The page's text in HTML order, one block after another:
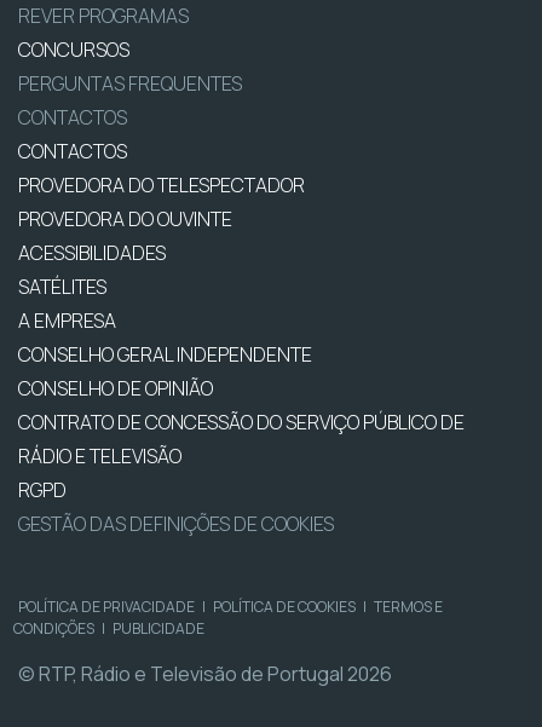
REVER PROGRAMAS
CONCURSOS
PERGUNTAS FREQUENTES
CONTACTOS
CONTACTOS
PROVEDORA DO TELESPECTADOR
PROVEDORA DO OUVINTE
ACESSIBILIDADES
SATÉLITES
A EMPRESA
CONSELHO GERAL INDEPENDENTE
CONSELHO DE OPINIÃO
CONTRATO DE CONCESSÃO DO SERVIÇO PÚBLICO DE
RÁDIO E TELEVISÃO
RGPD
GESTÃO DAS DEFINIÇÕES DE COOKIES
POLÍTICA DE PRIVACIDADE | POLÍTICA DE COOKIES | TERMOS E
CONDIÇÕES | PUBLICIDADE
© RTP, Rádio e Televisão de Portugal 2026